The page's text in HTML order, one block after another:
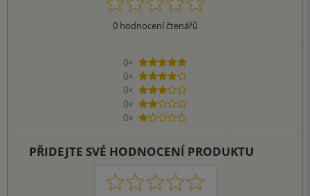
0hodnocení čtenářů
0×
5 hvězdiček
0×
4 hvězdičky
0×
3 hvězdičky
0×
2 hvězdičky
0×
1 hvezdička
PŘIDEJTE SVÉ HODNOCENÍ PRODUKTU
1 2 3 4 5